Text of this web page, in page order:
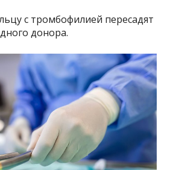
с тромбофилией пересадят
донора.